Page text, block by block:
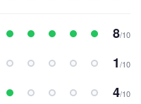
8/10
1/10
4/10